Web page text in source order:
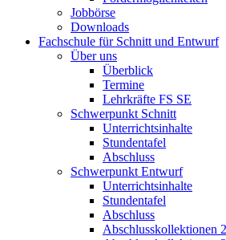
Jobbörse
Downloads
Fachschule für Schnitt und Entwurf
Über uns
Überblick
Termine
Lehrkräfte FS SE
Schwerpunkt Schnitt
Unterrichtsinhalte
Stundentafel
Abschluss
Schwerpunkt Entwurf
Unterrichtsinhalte
Stundentafel
Abschluss
Abschlusskollektionen